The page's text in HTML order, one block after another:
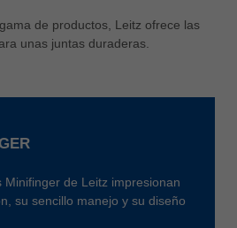
de productos, Leitz ofrece las
unas juntas duraderas.
Minifinger de Leitz impresionan
su sencillo manejo y su diseño